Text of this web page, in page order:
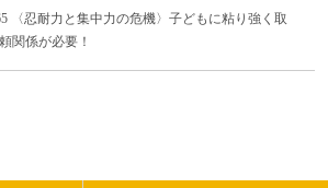
〈忍耐力と集中力の危機〉子どもに粘り強く取
関係が必要！